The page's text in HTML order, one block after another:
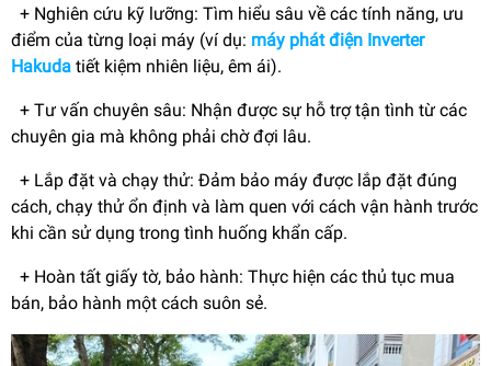
+ Nghiên cứu kỹ lưỡng: Tìm hiểu sâu về các tính năng, ưu
điểm của từng loại máy (ví dụ: máy phát điện Inverter
Hakuda tiết kiệm nhiên liệu, êm ái).
+ Tư vấn chuyên sâu: Nhận được sự hỗ trợ tận tình từ các
chuyên gia mà không phải chờ đợi lâu.
+ Lắp đặt và chạy thử: Đảm bảo máy được lắp đặt đúng
cách, chạy thử ổn định và làm quen với cách vận hành trước
khi cần sử dụng trong tình huống khẩn cấp.
+ Hoàn tất giấy tờ, bảo hành: Thực hiện các thủ tục mua
bán, bảo hành một cách suôn sẻ.